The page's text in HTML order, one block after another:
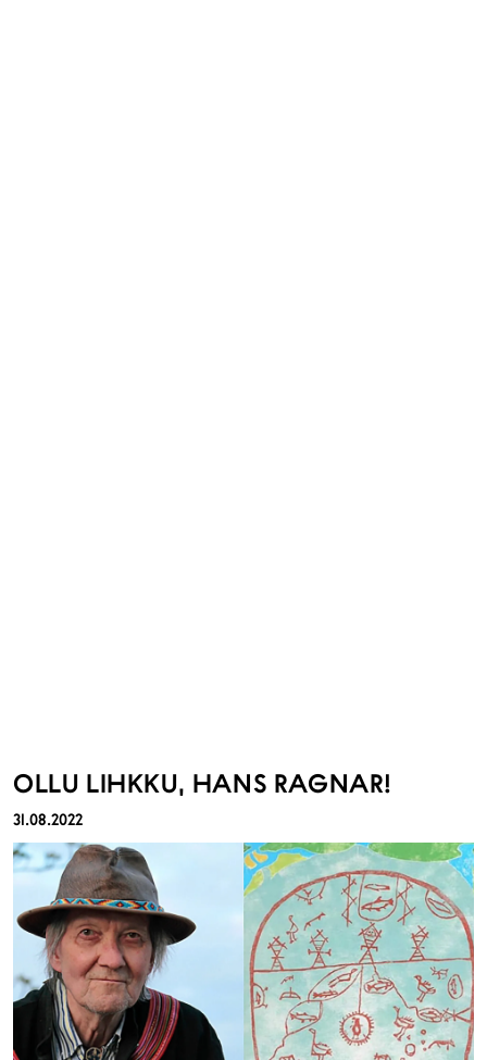
OLLU LIHKKU, HANS RAGNAR!
31.08.2022